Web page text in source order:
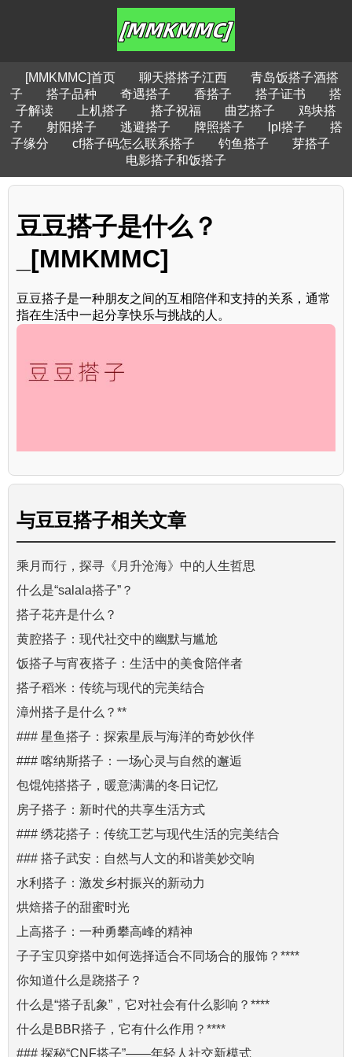
[MMKMMC]首页 聊天搭搭子江西
青岛饭搭子酒搭
子
搭子品种 奇遇搭子 香搭子 搭子证书
搭
子解读
上机搭子 搭子祝福 曲艺搭子
鸡块搭
子
射阳搭子 逃避搭子 牌照搭子 lpl搭子
搭
子缘分
cf搭子码怎么联系搭子 钓鱼搭子
芽搭子
电影搭子和饭搭子
豆豆搭子是什么？
_[MMKMMC]
豆豆搭子是一种朋友之间的互相陪伴和支持的关系，通常
指在生活中一起分享快乐与挑战的人。
与豆豆搭子相关文章
乘月而行，探寻《月升沧海》中的人生哲思
什么是“salala搭子”？
搭子花卉是什么？
黄腔搭子：现代社交中的幽默与尴尬
饭搭子与宵夜搭子：生活中的美食陪伴者
搭子稻米：传统与现代的完美结合
漳州搭子是什么？**
### 星鱼搭子：探索星辰与海洋的奇妙伙伴
### 喀纳斯搭子：一场心灵与自然的邂逅
包馄饨搭搭子，暖意满满的冬日记忆
房子搭子：新时代的共享生活方式
### 绣花搭子：传统工艺与现代生活的完美结合
### 搭子武安：自然与人文的和谐美妙交响
水利搭子：激发乡村振兴的新动力
烘焙搭子的甜蜜时光
上高搭子：一种勇攀高峰的精神
子子宝贝穿搭中如何选择适合不同场合的服饰？****
你知道什么是跷搭子？
什么是“搭子乱象”，它对社会有什么影响？****
什么是BBR搭子，它有什么作用？****
### 探秘“CNF搭子”——年轻人社交新模式